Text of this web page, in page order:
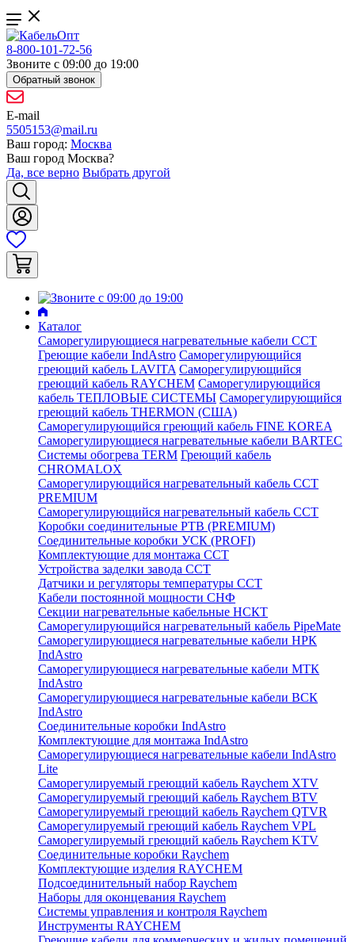
8-800-101-72-56
Звоните с 09:00 до 19:00
Обратный звонок
E-mail
5505153@mail.ru
Ваш город: Москва
Ваш город Москва?
Да, все верно Выбрать другой
Каталог
Саморегулирующиеся нагревательные кабели ССТ
Греющие кабели IndAstro Саморегулирующийся
греющий кабель LAVITA Саморегулирующийся
греющий кабель RAYCHEM Саморегулирующийся
кабель ТЕПЛОВЫЕ СИСТЕМЫ Саморегулирующийся
греющий кабель THERMON (США)
Саморегулирующийся греющий кабель FINE KOREA
Саморегулирующиеся нагревательные кабели BARTEC
Системы обогрева TERM Греющий кабель
CHROMALOX
Саморегулирующийся нагревательный кабель ССТ
PREMIUM
Саморегулирующийся нагревательный кабель ССТ
Коробки соединительные РТВ (PREMIUM)
Соединительные коробки УСК (PROFI)
Комплектующие для монтажа ССТ
Устройства заделки завода ССТ
Датчики и регуляторы температуры ССТ
Кабели постоянной мощности СНФ
Секции нагревательные кабельные НСКТ
Саморегулирующийся нагревательный кабель PipeMate
Саморегулирующиеся нагревательные кабели НРК
IndAstro
Саморегулирующиеся нагревательные кабели МТК
IndAstro
Саморегулирующиеся нагревательные кабели ВСК
IndAstro
Соединительные коробки IndAstro
Комплектующие для монтажа IndAstro
Саморегулирующиеся нагревательные кабели IndAstro
Lite
Саморегулируемый греющий кабель Raychem XTV
Саморегулируемый греющий кабель Raychem BTV
Саморегулируемый греющий кабель Raychem QTVR
Саморегулируемый греющий кабель Raychem VPL
Саморегулируемый греющий кабель Raychem KTV
Соединительные коробки Raychem
Комплектующие изделия RAYCHEM
Подсоединительный набор Raychem
Наборы для оконцевания Raychem
Системы управления и контроля Raychem
Инструменты RAYCHEM